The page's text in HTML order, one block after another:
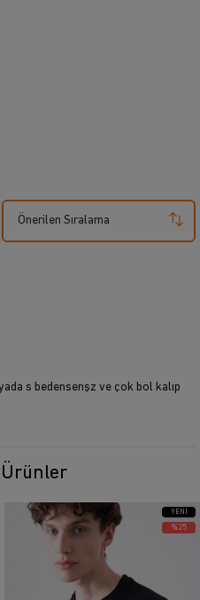
Önerilen Sıralama
s bedensenşz ve çok bol kalıp
Ürünler
YENI
ÜRÜN
%25